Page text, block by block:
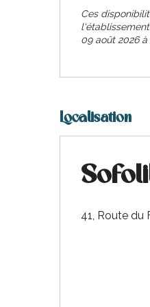
Ces
09 août 2026 à
Localisation
41, Route du